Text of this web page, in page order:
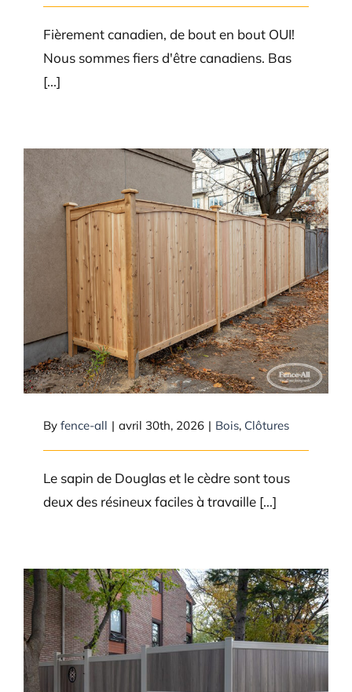
Fièrement canadien, de bout en bout OUI!
Nous sommes fiers d'être canadiens. Bas
[...]
Quelle est la différence entre le
cèdre et le sapin de Douglas ?
By fence-all | avril 30th, 2026 | Bois, Clôtures
Le sapin de Douglas et le cèdre sont tous
deux des résineux faciles à travaille [...]